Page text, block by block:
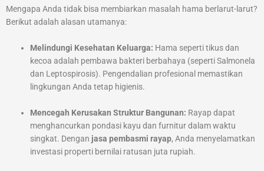
Mengapa Anda tidak bisa membiarkan masalah hama berlarut-larut?
Berikut adalah alasan utamanya:
Melindungi Kesehatan Keluarga: Hama seperti tikus dan
kecoa adalah pembawa bakteri berbahaya (seperti Salmonela
dan Leptospirosis). Pengendalian profesional memastikan
lingkungan Anda tetap higienis.
Mencegah Kerusakan Struktur Bangunan: Rayap dapat
menghancurkan pondasi kayu dan furnitur dalam waktu
singkat. Dengan jasa pembasmi rayap, Anda menyelamatkan
investasi properti bernilai ratusan juta rupiah.